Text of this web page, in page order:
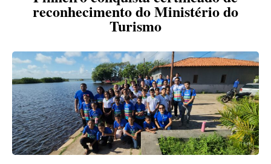
reconhecimento do Ministério do
Turismo